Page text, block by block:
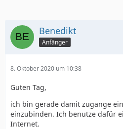
Benedikt
Anfänger
8. Oktober 2020 um 10:38
Guten Tag,
ich bin gerade damit zugange
einzubinden. Ich benutze dafür
Internet.